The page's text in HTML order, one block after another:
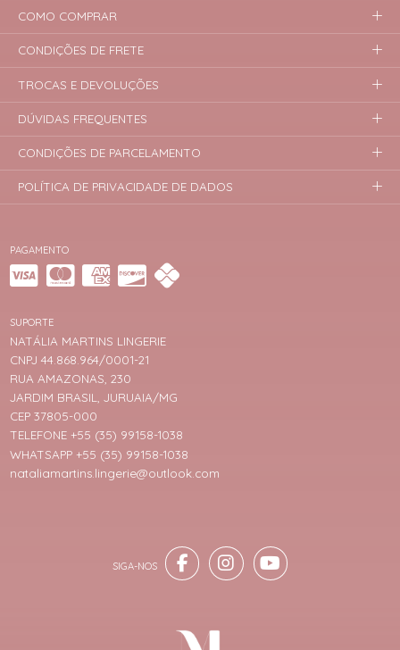
PAGAMENTO
SUPORTE
NATÁLIA MARTINS LINGERIE
CNPJ 44.868.964/0001-21
RUA AMAZONAS, 230
JARDIM BRASIL, JURUAIA/MG
CEP 37805-000
TELEFONE +55 (35) 99158-1038
WHATSAPP +55 (35) 99158-1038
nataliamartins.lingerie@outlook.com
COMO COMPRAR
CONDIÇÕES DE FRETE
TROCAS E DEVOLUÇÕES
DÚVIDAS FREQUENTES
CONDIÇÕES DE PARCELAMENTO
POLÍTICA DE PRIVACIDADE DE DADOS